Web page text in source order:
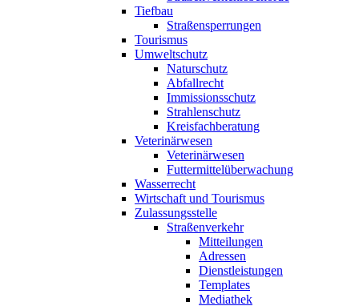
Tiefbau
Straßensperrungen
Tourismus
Umweltschutz
Naturschutz
Abfallrecht
Immissionsschutz
Strahlenschutz
Kreisfachberatung
Veterinärwesen
Veterinärwesen
Futtermittelüberwachung
Wasserrecht
Wirtschaft und Tourismus
Zulassungsstelle
Straßenverkehr
Mitteilungen
Adressen
Dienstleistungen
Templates
Mediathek